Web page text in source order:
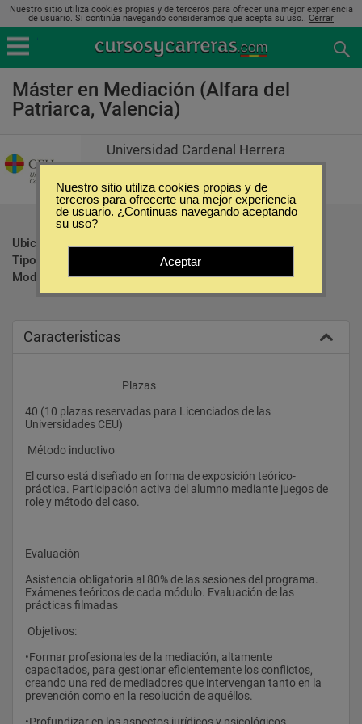
Nuestro sitio utiliza cookies propias y de terceros para ofrecer una mejor experiencia
de usuario. Si continúa navegando consideramos que acepta su uso.. Cerrar
Máster en Mediación (Alfara del
Patriarca, Valencia)
Universidad Cardenal Herrera
Ubicación:
Alfara del Patriarca - Valencia
Tipo:
Modalidad:
Presencial
Caracteristicas
					Plazas
40 (10 plazas reservadas para Licenciados de las
Universidades CEU)
Método inductivo
El curso está diseñado en forma de exposición teórico-
práctica. Participación activa del alumno mediante juegos de
role y método del caso.
Evaluación
Asistencia obligatoria al 80% de las sesiones del programa.
Exámenes teóricos de cada módulo. Evaluación de las
prácticas filmadas
Objetivos:
•Formar profesionales de la mediación, altamente
capacitados, para gestionar eficientemente los conflictos,
creando una red de mediadores que intervengan tanto en la
prevención como en la resolución de aquéllos.
Nuestro sitio utiliza cookies propias y de
terceros para ofrecerte una mejor experiencia
de usuario. ¿Continuas navegando aceptando
su uso?
Aceptar